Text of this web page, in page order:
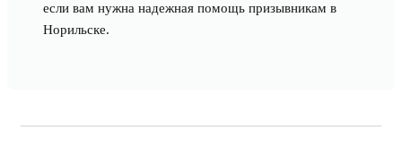
если вам нужна надежная помощь призывникам в
Норильске.